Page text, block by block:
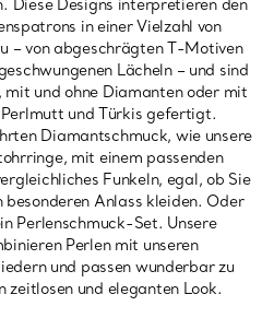
Diese Designs interpretieren den
in einer Vielzahl von
– von abgeschrägten T-Motiven
Lächeln – und sind
und ohne Diamanten oder mit
und Türkis gefertigt.
Diamantschmuck, wie unsere
mit einem passenden
Funkeln, egal, ob Sie
Anlass kleiden. Oder
Perlenschmuck-Set. Unsere
Perlen mit unseren
und passen wunderbar zu
zeitlosen und eleganten Look.